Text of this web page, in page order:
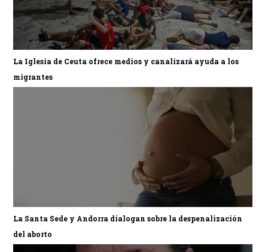
La Iglesia de Ceuta ofrece medios y canalizará ayuda a los
migrantes
La Santa Sede y Andorra dialogan sobre la despenalización
del aborto